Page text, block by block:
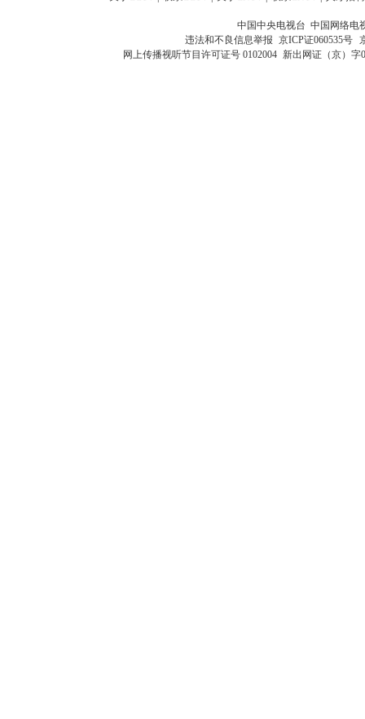
中国中央电视台 中国网络电
违法和不良信息举报 京ICP证060535号
网上传播视听节目许可证号 0102004 新出网证（京）